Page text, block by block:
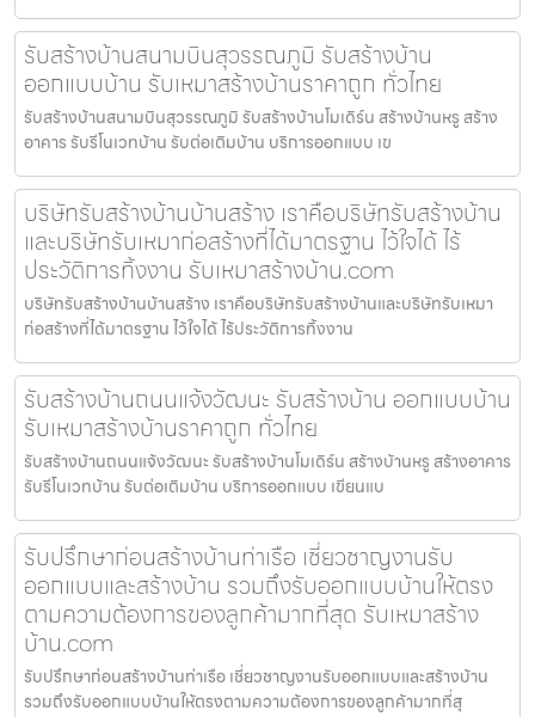
รับสร้างบ้านสนามบินสุวรรณภูมิ รับสร้างบ้าน
ออกแบบบ้าน รับเหมาสร้างบ้านราคาถูก ทั่วไทย
รับสร้างบ้านสนามบินสุวรรณภูมิ รับสร้างบ้านโมเดิร์น สร้างบ้านหรู สร้าง
อาคาร รับรีโนเวทบ้าน รับต่อเติมบ้าน บริการออกแบบ เข
บริษัทรับสร้างบ้านบ้านสร้าง เราคือบริษัทรับสร้างบ้าน
และบริษัทรับเหมาก่อสร้างที่ได้มาตรฐาน ไว้ใจได้ ไร้
ประวัติการทิ้งงาน รับเหมาสร้างบ้าน.com
บริษัทรับสร้างบ้านบ้านสร้าง เราคือบริษัทรับสร้างบ้านและบริษัทรับเหมา
ก่อสร้างที่ได้มาตรฐาน ไว้ใจได้ ไร้ประวัติการทิ้งงาน
รับสร้างบ้านถนนแจ้งวัฒนะ รับสร้างบ้าน ออกแบบบ้าน
รับเหมาสร้างบ้านราคาถูก ทั่วไทย
รับสร้างบ้านถนนแจ้งวัฒนะ รับสร้างบ้านโมเดิร์น สร้างบ้านหรู สร้างอาคาร
รับรีโนเวทบ้าน รับต่อเติมบ้าน บริการออกแบบ เขียนแบ
รับปรึกษาก่อนสร้างบ้านท่าเรือ เชี่ยวชาญงานรับ
ออกแบบและสร้างบ้าน รวมถึงรับออกแบบบ้านให้ตรง
ตามความต้องการของลูกค้ามากที่สุด รับเหมาสร้าง
บ้าน.com
รับปรึกษาก่อนสร้างบ้านท่าเรือ เชี่ยวชาญงานรับออกแบบและสร้างบ้าน
รวมถึงรับออกแบบบ้านให้ตรงตามความต้องการของลูกค้ามากที่สุ